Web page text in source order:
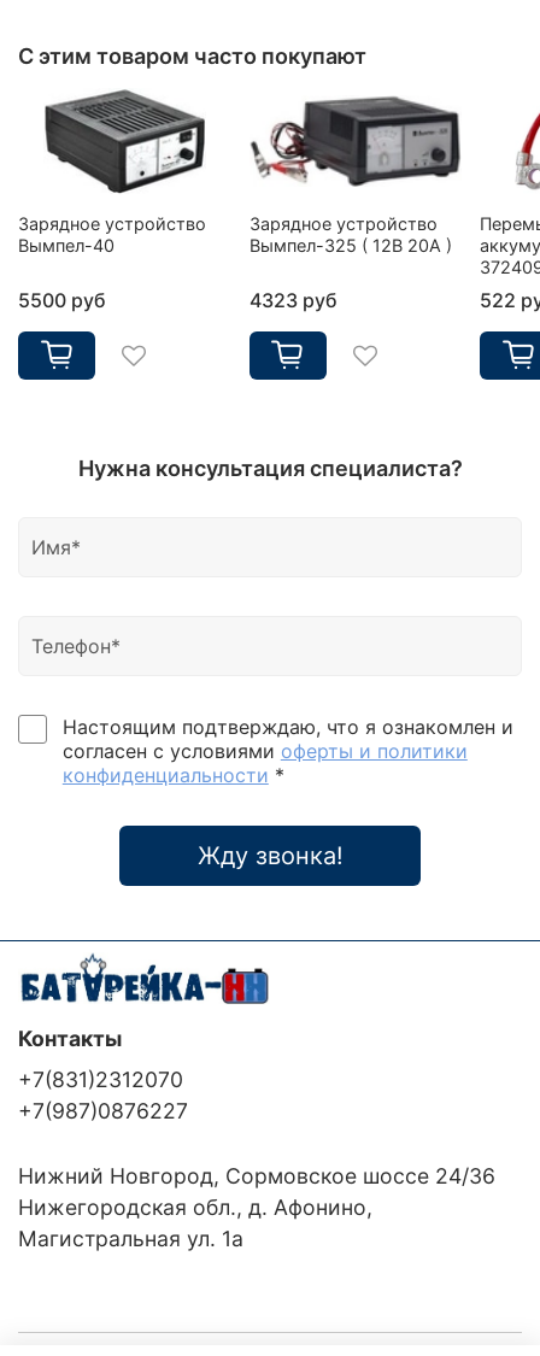
С этим товаром часто покупают
Зарядное устройство
Вымпел-40
5500 руб
Зарядное устройство
Вымпел-325 ( 12В 20А )
4323 руб 522
Нужна консультация специалиста?
Настоящим подтверждаю, что я ознакомлен и
согласен с условиями оферты и политики
конфиденциальности *
Жду звонка!
Контакты
+7(831)2312070
+7(987)0876227
Нижний Новгород, Сормовское шоссе 24/36
Нижегородская обл., д. Афонино,
Магистральная ул. 1а